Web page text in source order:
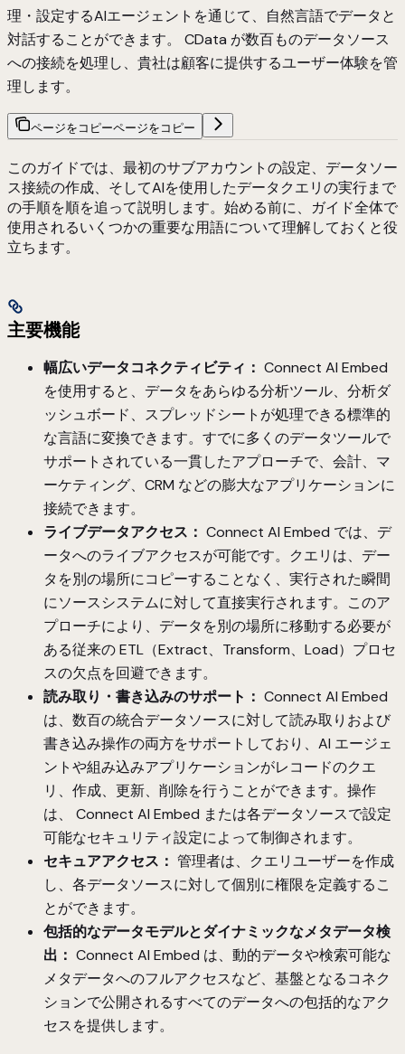
理・設定するAIエージェントを通じて、自然言語でデータと
対話することができます。 CData が数百ものデータソース
への接続を処理し、貴社は顧客に提供するユーザー体験を管
理します。
ページをコピーページをコピー
このガイドでは、最初のサブアカウントの設定、データソー
ス接続の作成、そしてAIを使用したデータクエリの実行まで
の手順を順を追って説明します。始める前に、ガイド全体で
使用されるいくつかの重要な用語について理解しておくと役
立ちます。
主要機能
幅広いデータコネクティビティ： Connect AI Embed
を使用すると、データをあらゆる分析ツール、分析ダ
ッシュボード、スプレッドシートが処理できる標準的
な言語に変換できます。すでに多くのデータツールで
サポートされている一貫したアプローチで、会計、マ
ーケティング、CRM などの膨大なアプリケーションに
接続できます。
ライブデータアクセス： Connect AI Embed では、デ
ータへのライブアクセスが可能です。クエリは、デー
タを別の場所にコピーすることなく、実行された瞬間
にソースシステムに対して直接実行されます。このア
プローチにより、データを別の場所に移動する必要が
ある従来の ETL（Extract、Transform、Load）プロセ
スの欠点を回避できます。
読み取り・書き込みのサポート： Connect AI Embed
は、数百の統合データソースに対して読み取りおよび
書き込み操作の両方をサポートしており、AI エージェ
ントや組み込みアプリケーションがレコードのクエ
リ、作成、更新、削除を行うことができます。操作
は、 Connect AI Embed または各データソースで設定
可能なセキュリティ設定によって制御されます。
セキュアアクセス： 管理者は、クエリユーザーを作成
し、各データソースに対して個別に権限を定義するこ
とができます。
包括的なデータモデルとダイナミックなメタデータ検
出： Connect AI Embed は、動的データや検索可能な
メタデータへのフルアクセスなど、基盤となるコネク
ションで公開されるすべてのデータへの包括的なアク
セスを提供します。